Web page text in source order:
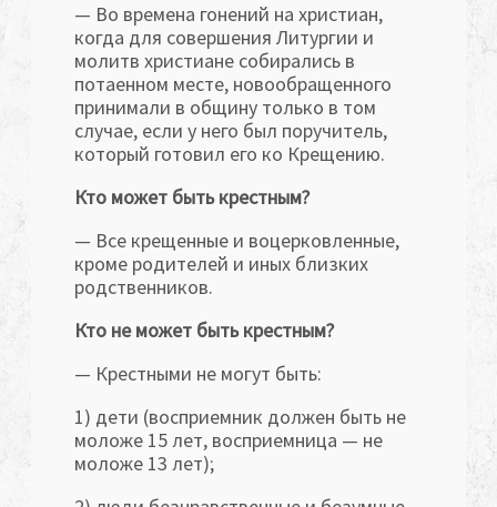
— Во времена гонений на христиан,
когда для совершения Литургии и
молитв христиане собирались в
потаенном месте, новообращенного
принимали в общину только в том
случае, если у него был поручитель,
который готовил его ко Крещению.
Кто может быть крестным?
— Все крещенные и воцерковленные,
кроме родителей и иных близких
родственников.
Кто не может быть крестным?
— Крестными не могут быть:
1) дети (восприемник должен быть не
моложе 15 лет, восприемница — не
моложе 13 лет);